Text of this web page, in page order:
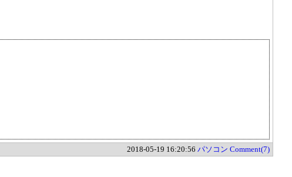
2018-05-19 16:20:56 パソコン Comment(7)